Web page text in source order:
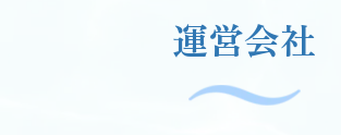
運営会社